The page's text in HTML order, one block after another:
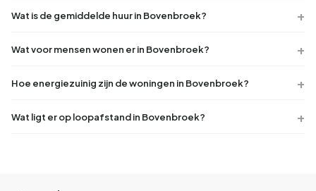
Wat is de gemiddelde huur in Bovenbroek?
Wat voor mensen wonen er in Bovenbroek?
Hoe energiezuinig zijn de woningen in Bovenbroek?
Wat ligt er op loopafstand in Bovenbroek?